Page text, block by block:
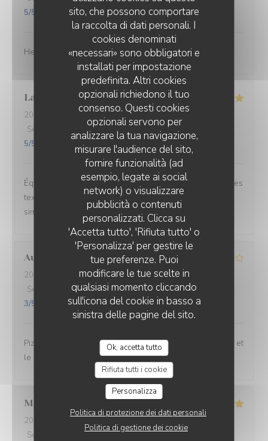
sito, che possono comportare
la raccolta di dati personali. I
cookies denominati
«necessari» sono obbligatori e
installati per impostazione
predefinita. Altri cookies
opzionali richiedono il tuo
consenso. Questi cookies
opzionali servono per
analizzare la tua navigazione,
misurare l'audience del sito,
fornire funzionalità (ad
esempio, legate ai social
network) o visualizzare
pubblicità o contenuti
personalizzati. Clicca su
'Accetta tutto', 'Rifiuta tutto' o
'Personalizza' per gestire le
tue preferenze. Puoi
modificare le tue scelte in
qualsiasi momento cliccando
sull'icona del cookie in basso a
sinistra delle pagine del sito.
Ok, accetta tutto
Rifiuta tutti i cookie
Personalizza
Politica di protezione dei dati personali
Politica di gestione dei cookie
5/5
Heel lekker gegeten en de bediening was geweldig ☺️
Laure
2026-06-26
- 20:30 - Ospiti 2
Servizio
Atmosfera /5 /5 Qualità / Prezzo
5/5
Équilibre des goûts, hardiesse des mélanges, subtilité des
textures. Le bel ami, c’est du GRAND art, en toute
simplicité. On ne peut pas rêver meilleur moment.
Aurélien
2026-06-27
- 19:15 - Ospiti 3
Servizio
/5 Atmosfera:3/5 Cucina :4/5 Qualità / Prezzo
3/5
Pizzeria simple. De l’attente pour la prise de commande et
le service
Mickael
2026-06-27
- 21:15 - Ospiti 2
Servizio
Atmosfera:5/5 Cucina:5/5 Qualità / Prezzo